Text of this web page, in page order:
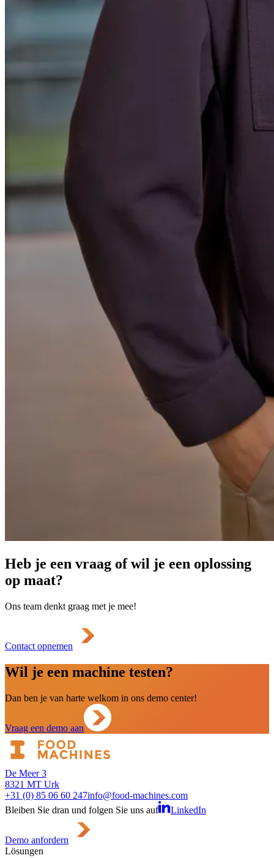
Heb je een vraag of wil je een oplossing
op maat?
Ons team denkt graag met je mee!
Contact opnemen
Wil je een machine testen?
Dan ben je van harte welkom in ons demo center!
Vraag een demo aan
De Meer 3
8321 MT Urk
+31 (0) 85 06 60 247info@food-machines.com
Bleiben Sie dran und folgen Sie uns auf
LinkedIn
Demo anfordern
Lösungen